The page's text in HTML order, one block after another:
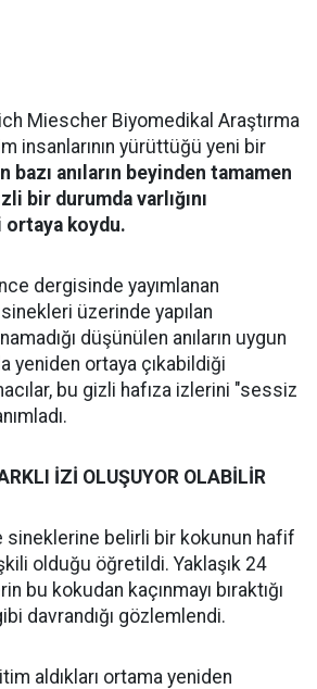
Miescher Biyomedikal Araştırma
insanlarının yürüttüğü yeni bir
bazı anıların beyinden tamamen
bir durumda varlığını
koydu.
dergisinde yayımlanan
üzerinde yapılan
düşünülen anıların uygun
yeniden ortaya çıkabildiği
bu gizli hafıza izlerini "sessiz
İZİ OLUŞUYOR OLABİLİR
sineklerine belirli bir kokunun hafif
olduğu öğretildi. Yaklaşık 24
bu kokudan kaçınmayı bıraktığı
davrandığı gözlemlendi.
aldıkları ortama yeniden